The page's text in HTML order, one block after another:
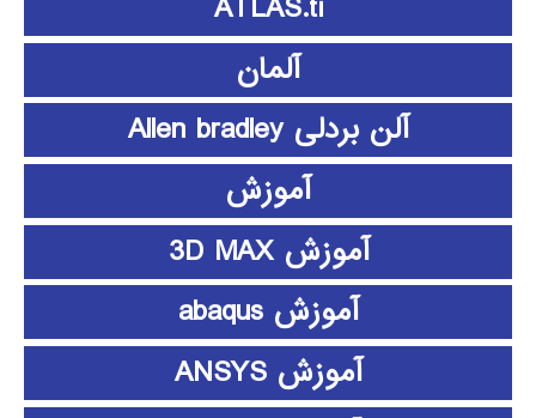
آلمان
آلن بردلی Allen bradley
آموزش
آموزش 3D MAX
آموزش abaqus
آموزش ANSYS